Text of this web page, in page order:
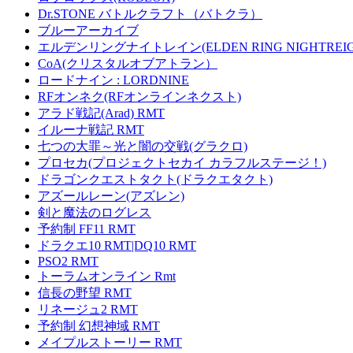
Dr.STONE バトルクラフト（バトクラ）
ブルーアーカイブ
エルデンリングナイトレイン(ELDEN RING
CoA(クリスタルオブアトラン）
ロードナイン : LORDNINE
RFオンネク(RFオンラインネクスト)
アラド戦記(Arad) RMT
イルーナ戦記 RMT
七つの大罪～光と闇の交戦(グラクロ)
プロセカ(プロジェクトセカイ カラフルステージ！)
ドラゴンクエストタクト(ドラクエタクト)
アズールレーン(アズレン)
剣と魔法のログレス
予約制 FF11 RMT
ドラクエ10 RMT|DQ10 RMT
PSO2 RMT
トーラムオンライン Rmt
信長の野望 RMT
リネージュ2 RMT
予約制 幻想神域 RMT
メイプルストーリー RMT